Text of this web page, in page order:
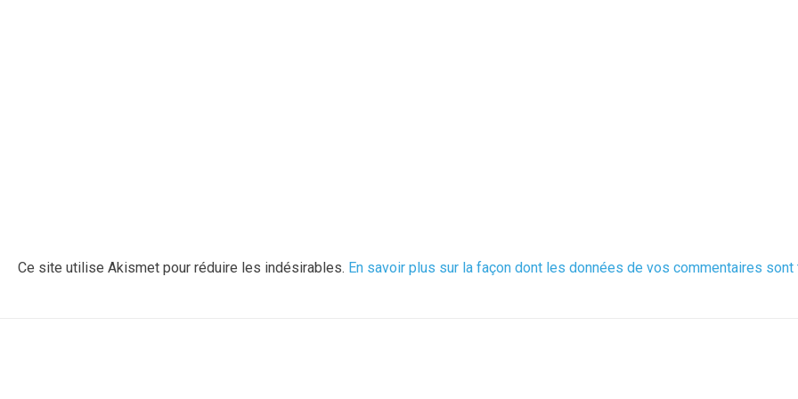
Ce site utilise Akismet pour réduire les indésirables. En savoir plus sur la façon dont les données de vos commentaires sont